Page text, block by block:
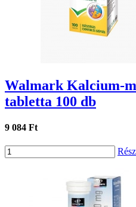
Walmark Kalcium-
tabletta 100 db
9 084 Ft